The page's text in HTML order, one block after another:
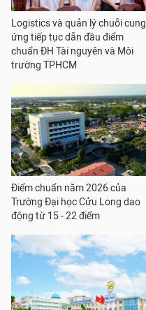
Logistics và quản lý chuỗi cung
ứng tiếp tục dẫn đầu điểm
chuẩn ĐH Tài nguyên và Môi
trường TPHCM
Điểm chuẩn năm 2026 của
Trường Đại học Cửu Long dao
động từ 15 - 22 điểm